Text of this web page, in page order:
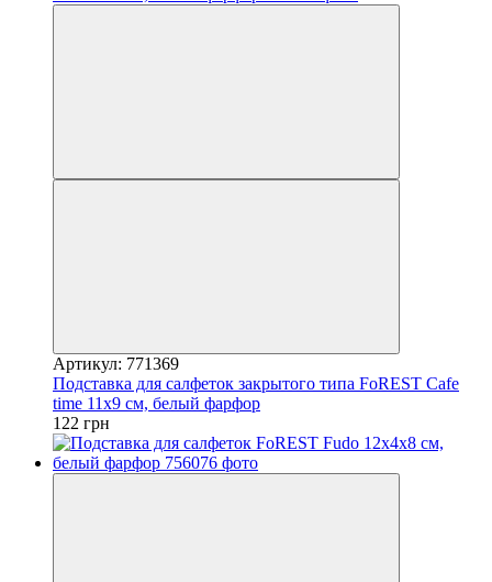
Артикул: 771369
Подставка для салфеток закрытого типа FoREST Cafe
time 11х9 см, белый фарфор
122 грн